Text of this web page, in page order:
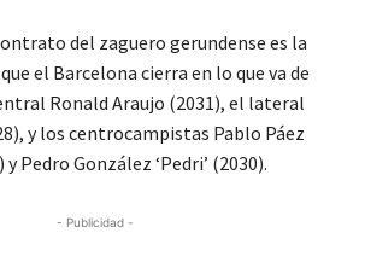
del zaguero gerundense es la
el Barcelona cierra en lo que va de
Ronald Araujo (2031), el lateral
y los centrocampistas Pablo Páez
y Pedro González ‘Pedri’ (2030).
- Publicidad -